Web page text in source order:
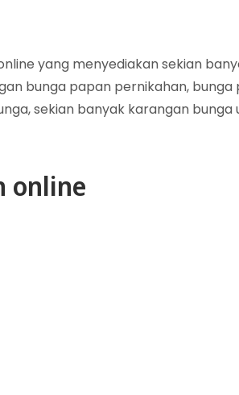
yang menyediakan sekian
bunga papan pernikahan, bunga
sekian banyak karangan bunga
online